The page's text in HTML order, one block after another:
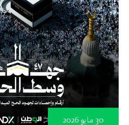
30 مايو 2026